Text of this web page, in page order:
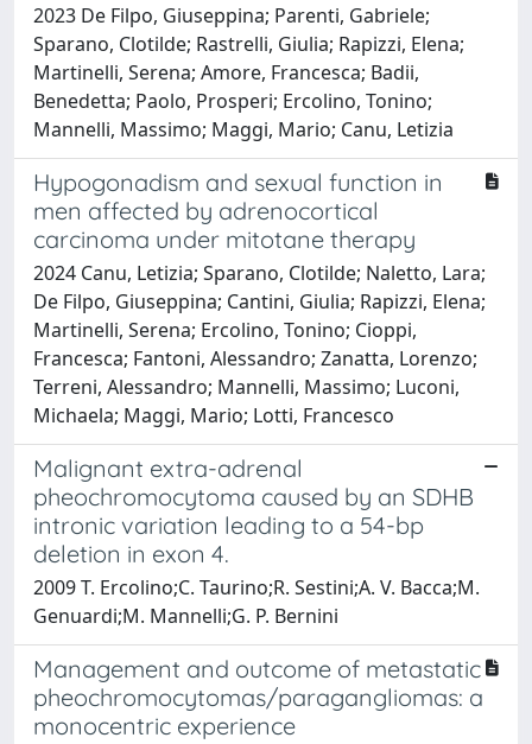
2023 De Filpo, Giuseppina; Parenti, Gabriele;
Sparano, Clotilde; Rastrelli, Giulia; Rapizzi, Elena;
Martinelli, Serena; Amore, Francesca; Badii,
Benedetta; Paolo, Prosperi; Ercolino, Tonino;
Mannelli, Massimo; Maggi, Mario; Canu, Letizia
Hypogonadism and sexual function in
men affected by adrenocortical
carcinoma under mitotane therapy
2024 Canu, Letizia; Sparano, Clotilde; Naletto, Lara;
De Filpo, Giuseppina; Cantini, Giulia; Rapizzi, Elena;
Martinelli, Serena; Ercolino, Tonino; Cioppi,
Francesca; Fantoni, Alessandro; Zanatta, Lorenzo;
Terreni, Alessandro; Mannelli, Massimo; Luconi,
Michaela; Maggi, Mario; Lotti, Francesco
Malignant extra-adrenal
pheochromocytoma caused by an SDHB
intronic variation leading to a 54-bp
deletion in exon 4.
2009 T. Ercolino;C. Taurino;R. Sestini;A. V. Bacca;M.
Genuardi;M. Mannelli;G. P. Bernini
Management and outcome of metastatic
pheochromocytomas/paragangliomas: a
monocentric experience